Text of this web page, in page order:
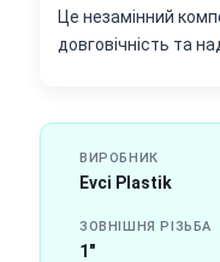
Це незамінний
довговічність та
ВИРОБНИК
Evci Plastik
ЗОВНІШНЯ РІЗЬБА
1"